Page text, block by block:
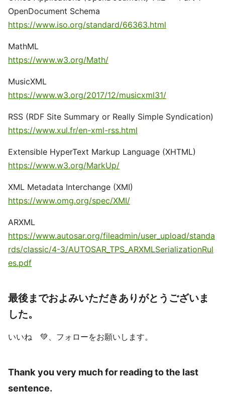
OpenDocument Schema
https://www.iso.org/standard/66363.html
MathML
https://www.w3.org/Math/
MusicXML
https://www.w3.org/2017/12/musicxml31/
RSS (RDF Site Summary or Really Simple Syndication)
https://www.xul.fr/en-xml-rss.html
Extensible HyperText Markup Language (XHTML)
https://www.w3.org/MarkUp/
XML Metadata Interchange (XMI)
https://www.omg.org/spec/XMI/
ARXML
https://www.autosar.org/fileadmin/user_upload/standa
rds/classic/4-3/AUTOSAR_TPS_ARXMLSerializationRul
es.pdf
最後までおよみいただきありがとうございま
した。
いいね 💚、フォローをお願いします。
Thank you very much for reading to the last
sentence.